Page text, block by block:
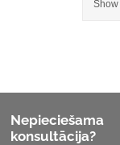
Show
Nepieciešama
konsultācija?